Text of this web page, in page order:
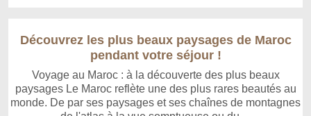
Découvrez les plus beaux paysages de Maroc
pendant votre séjour !
Voyage au Maroc : à la découverte des plus beaux
paysages Le Maroc reflète une des plus rares beautés au
monde. De par ses paysages et ses chaînes de montagnes